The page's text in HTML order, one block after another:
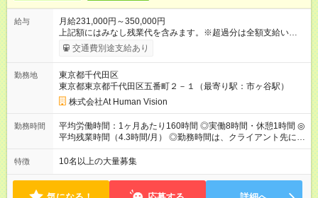
給与
月給231,000円～350,000円
上記額にはみなし残業代を含みます。※超過分は全額支給いたし
ます。 みなし残業代 24,000円 ～ 37,000円／月 みなし残業時
間 15時間／月 【給与】 月給： 大卒・院卒 ：243，000
（固定残業代 24，000円） 賞与：年２回 （業績連動型） 昇
給：年２回（3月、9月) 試用期間：6ヶ月 ※上記額にはみなし残
業代（月15時間分）が含まれた 金額になります。超過分は追加
で全額支給。 【頑張りを給与・キャリアに還元します】 年に2
回⼈事評価があり等級が決まります。 等級に合わせた給与設定
のため、若い内からでも頑張り次第で給与アップが叶います。
（⽉給34～45万円）→課⻑（⽉給36～48万円）→部⻑（⽉給40
～58万円） 【試用期間】試用期間あり 試用期間の長さ：6ヶ月
※ 雇用形態と給与に、本採用時と異なる部分があります。 雇用
形態：本採用時と同じです。 給与：月給 224,000円 ～ 330,000
交通費別途支給あり
勤務地
東京都千代田区
東京都東京都千代田区五番町２－１（最寄り駅：市ヶ谷駅）
株式会社At Human Vision
勤務時間
平均労働時間：1ヶ月あたり160時間 ◎実働8時間・休憩1時間 ◎
平均残業時間（4.3時間/月） ◎勤務時間は、クライアント先に
より異なります。 ※＜シフト例＞ 10:00～19:00／11:00～
20:00 平均労働時間：1ヶ月あたり160時間 ◎実働8時間・休憩1
先に より異なります。 ※＜シフト例＞ 10:00～19:00／11:00
～20:00
特徴 10名以上の大量募集